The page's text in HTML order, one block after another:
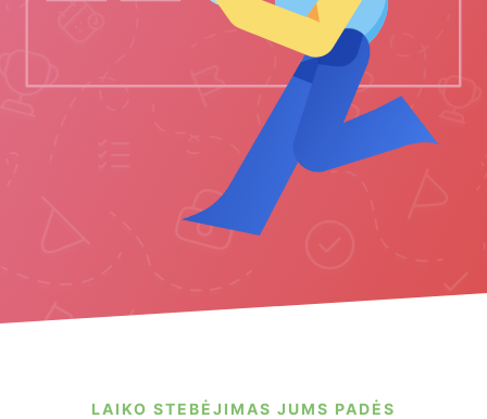
LAIKO STEBĖJIMAS JUMS PADĖS